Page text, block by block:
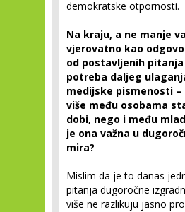
demokratske otpornosti.
Na kraju, a ne manje
vjerovatno kao
od postavljenih
potreba daljeg
medijske pismenosti –
više među osobama
dobi, nego i među
je ona važna u
mira?
Mislim da je to danas
pitanja dugoročne
više ne razlikuju jasno